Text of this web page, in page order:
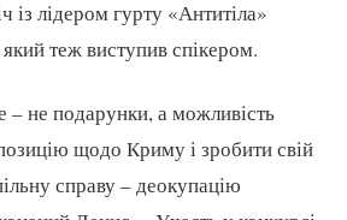
із лідером гурту «Антитіла»
теж виступив спікером.
– не подарунки, а можливість
щодо Криму і зробити свій
справу – деокупацію